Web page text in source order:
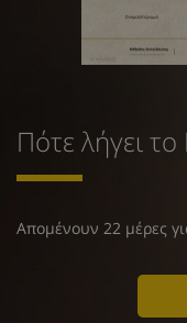
Πότε λήγει
Απομένουν 22 μέρες